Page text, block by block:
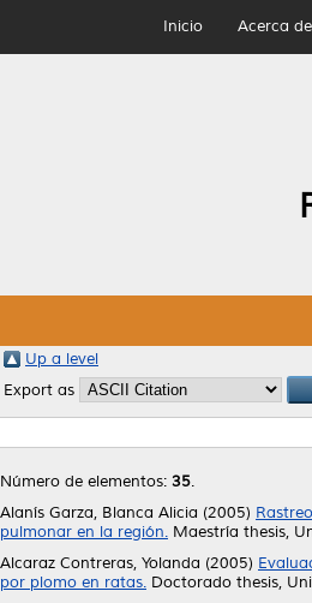
Inicio Acerca de
Up a level
Export as
Número de elementos: 35.
Alanís Garza, Blanca Alicia (2005)
pulmonar en la región. Maestría thesis,
Alcaraz Contreras, Yolanda (2005)
por plomo en ratas. Doctorado thesis,